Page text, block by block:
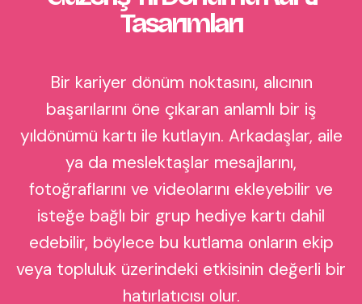
Tasarımları
Bir kariyer dönüm noktasını, alıcının
başarılarını öne çıkaran anlamlı bir iş
yıldönümü kartı ile kutlayın. Arkadaşlar, aile
ya da meslektaşlar mesajlarını,
fotoğraflarını ve videolarını ekleyebilir ve
isteğe bağlı bir grup hediye kartı dahil
edebilir, böylece bu kutlama onların ekip
veya topluluk üzerindeki etkisinin değerli bir
hatırlatıcısı olur.